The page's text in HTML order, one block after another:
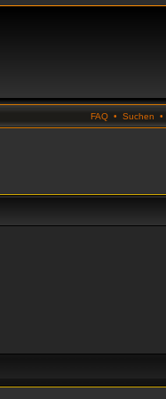
FAQ • Suchen •